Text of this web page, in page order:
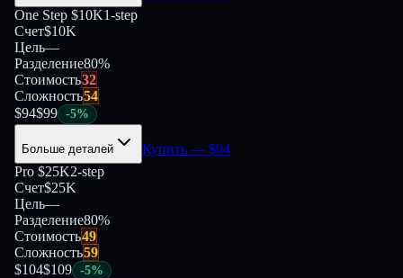
One Step $10K1-step
Счет$10K
Цель—
Разделение80%
Стоимость32
Сложность54
$94$99 -5%
Больше деталей Купить — $94
Pro $25K2-step
Счет$25K
Цель—
Разделение80%
Стоимость49
Сложность59
$104$109 -5%